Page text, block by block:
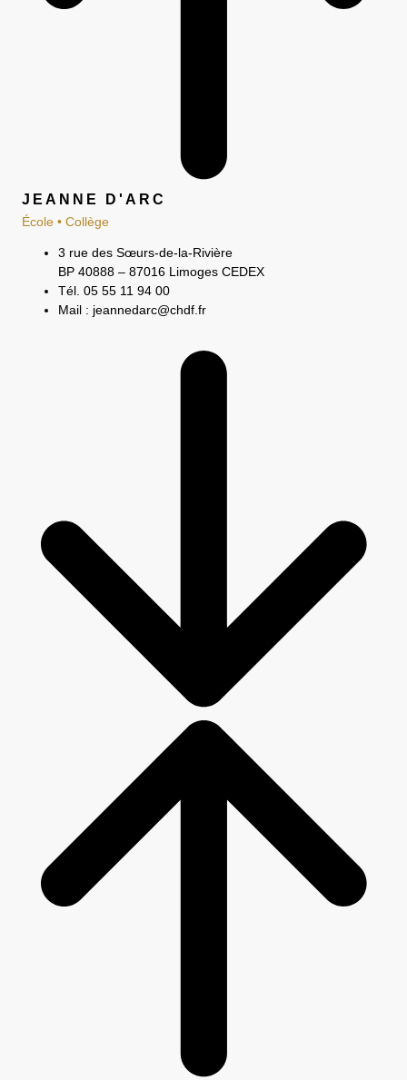
JEANNE D'ARC
École • Collège
3 rue des Sœurs-de-la-Rivière
BP 40888 – 87016 Limoges CEDEX
Tél. 05 55 11 94 00
Mail : jeannedarc@chdf.fr